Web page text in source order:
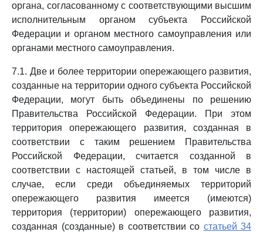
органа, согласованному с соответствующими высшим
исполнительным органом субъекта Российской
Федерации и органом местного самоуправления или
органами местного самоуправления.
7.1. Две и более территории опережающего развития,
созданные на территории одного субъекта Российской
Федерации, могут быть объединены по решению
Правительства Российской Федерации. При этом
территория опережающего развития, созданная в
соответствии с таким решением Правительства
Российской Федерации, считается созданной в
соответствии с настоящей статьей, в том числе в
случае, если среди объединяемых территорий
опережающего развития имеется (имеются)
территория (территории) опережающего развития,
созданная (созданные) в соответствии со статьей 34